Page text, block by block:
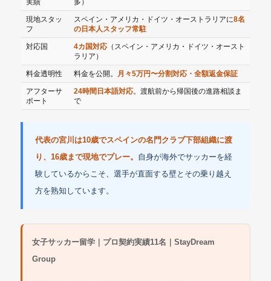
現地スタッ
フ
スペイン・アメリカ・ドイツ・オーストラリアに8名
の日本人スタッフ常駐
対応国 4カ国対応 （スペイン・アメリカ・ドイツ・オースト
ラリア）
料金透明性 料金を公開。 月々5万円〜分割対応・全額返金保証
アフターサ
ポート
24時間日本語対応。渡航前から帰国後の進路相談ま
で
代表の宮川は10歳でスペインの名門クラブ下部組織に渡
り、16歳まで現地でプレー。 自身が海外でサッカーを経
験しているからこそ、選手が直面する壁とその乗り越え
方を熟知しています。
女子サッカー留学｜プロ契約実績11名｜StayDream
Group